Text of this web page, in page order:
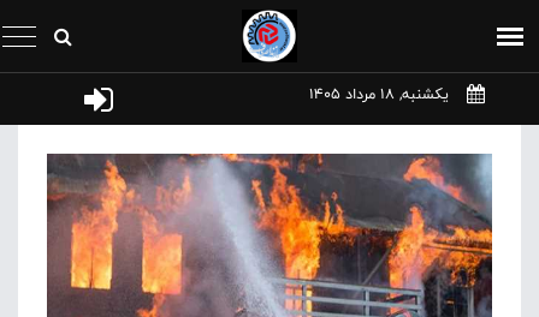
یکشنبه, 18 مرداد 1405